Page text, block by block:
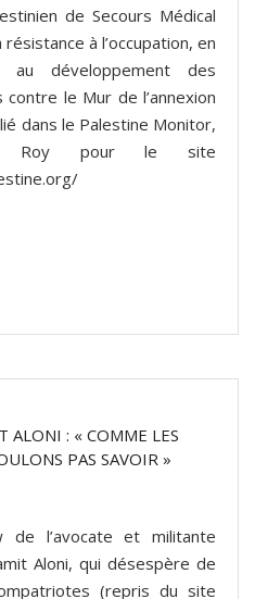
de Secours Médical
à l’occupation, en
au développement des
le Mur de l’annexion
dans le Palestine Monitor,
Roy pour le site
ALONI : « COMME LES
PAS SAVOIR »
l’avocate et militante
Aloni, qui désespère de
(repris du site